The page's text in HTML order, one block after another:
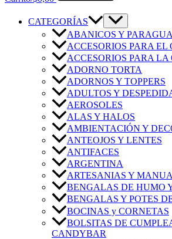
CATEGORÍAS
ABANICOS Y
ACCESORIOS PARA EL
ACCESORIOS PARA LA
ADORNO TORTA
ADORNOS Y TOPPERS
ADULTOS Y
AEROSOLES
ALAS Y HALOS
AMBIENTACIÓN Y
ANTEOJOS Y LENTES
ANTIFACES
ARGENTINA
ARTESANIAS Y
BENGALAS DE HUMO
BENGALAS Y POTES
BOCINAS y CORNETAS
BOLSITAS DE
CANDYBAR